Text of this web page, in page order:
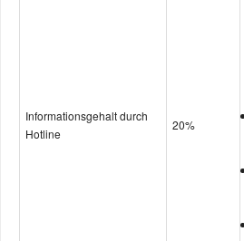
Informations­gehalt durch
Hotline
20%